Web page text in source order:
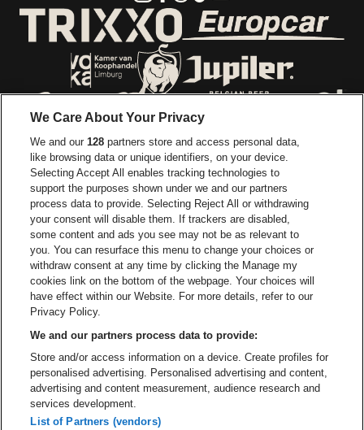
Ga naar de website van Trixxo
Ga naar de website van Voka Limburg
Ga naar de website van Coca-Cola
Ga naar de website van
Ga naar de
Ga naar de website van Champagne
Ga naar de website
Ga naar de website van Het
Ga naar de
Ga naar de website van Holiday
Ga naar de
Trixxo Arena is een deel vanbe•at
Trixxo Arena
Gouverneur Verwilghensingel 70, 3500 Hasselt
Be-At Venues
Schijnpoortweg 119, 2170 Antwerpen
BTW (BE) 0461.051.688 - RPR Antwerpen
BNP Paribas Fortis - IBAN: BE93 2200 4925 0067 - BIC:
GEBABEBB
We Care About Your Privacy
We and our128 partners store and access personal data,
like browsing data or unique identifiers, on your device.
Selecting Accept All enables tracking technologies to
support the purposes shown under we and our partners
process data to provide. Selecting Reject All or withdrawing
your consent will disable them. If trackers are disabled,
some content and ads you see may not be as relevant to
you. You can resurface this menu to change your choices or
withdraw consent at any time by clicking the Manage my
cookies link on the bottom of the webpage. Your choices will
have effect within our Website. For more details, refer to our
Privacy Policy.
We and our partners process data to provide:
Store and/or access information on a device. Create profiles for
personalised advertising. Personalised advertising and content,
advertising and content measurement, audience research and
services development.
List of Partners (vendors)